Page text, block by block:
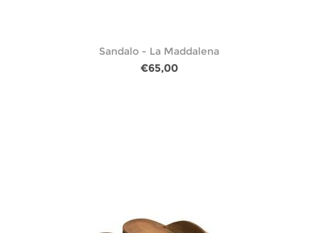
Sandalo - La Maddalena
€65,00